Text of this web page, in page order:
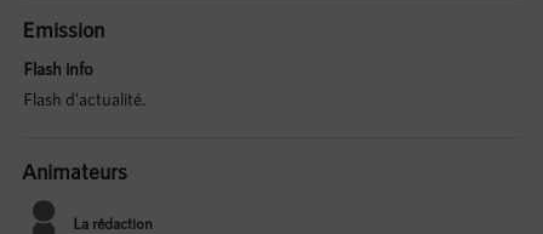
Emission
Flash info
Flash d'actualité.
Animateurs
La rédaction